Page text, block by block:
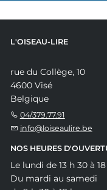
L'OISEAU-LIRE
rue du Collège, 10
4600 Visé
Belgique
04/379.77.91
info@loiseaulire.be
NOS HEURES
Le lundi de 13 h 30 à
Du mardi au samedi